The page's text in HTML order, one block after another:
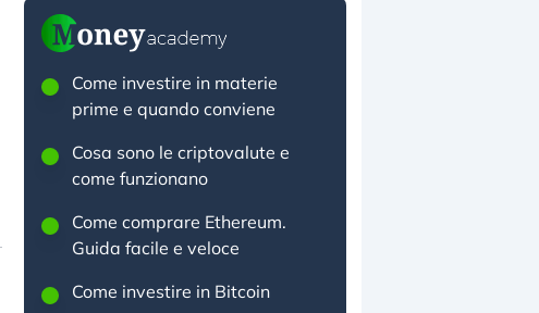
Come investire in materie
prime e quando conviene
Cosa sono le criptovalute e
come funzionano
Come comprare Ethereum.
Guida facile e veloce
Come investire in Bitcoin